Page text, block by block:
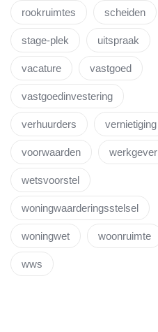
rookruimtes scheiden
stage-plek uitspraak
vacature vastgoed
vastgoedinvestering
verhuurders vernietiging
voorwaarden werkgever
wetsvoorstel
woningwaarderingsstelsel
woningwet woonruimte
wws